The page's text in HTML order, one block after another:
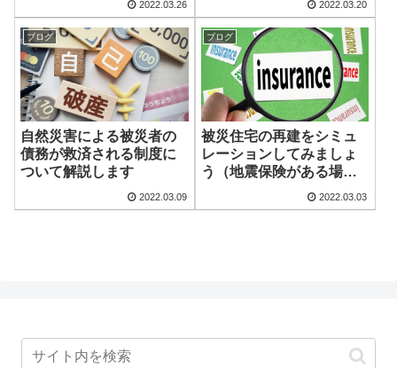
2022.03.26 2022.03.20
ブログ
自然災害による被災者の
債務が救済される制度に
ついて解説します
2022.03.09
ブログ
被災住宅の再建をシミュ
レーションしてみましょ
う（地震保険がある場
2022.03.03